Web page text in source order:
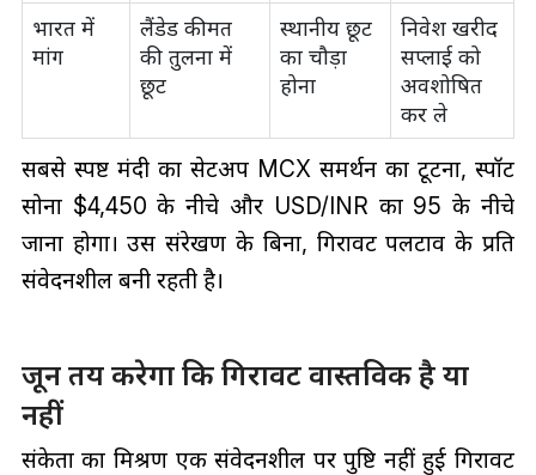
भारत में
मांग
लैंडेड कीमत
की तुलना में
छूट
स्थानीय छूट
का चौड़ा
होना
निवेश खरीद
सप्लाई को
अवशोषित
कर ले
सबसे स्पष्ट मंदी का सेटअप MCX समर्थन का टूटना, स्पॉट
सोना $4,450 के नीचे और USD/INR का 95 के नीचे
जाना होगा। उस संरेखण के बिना, गिरावट पलटाव के प्रति
संवेदनशील बनी रहती है।
जून तय करेगा कि गिरावट वास्तविक है या
नहीं
संकेतों का मिश्रण एक संवेदनशील पर पुष्टि नहीं हुई गिरावट